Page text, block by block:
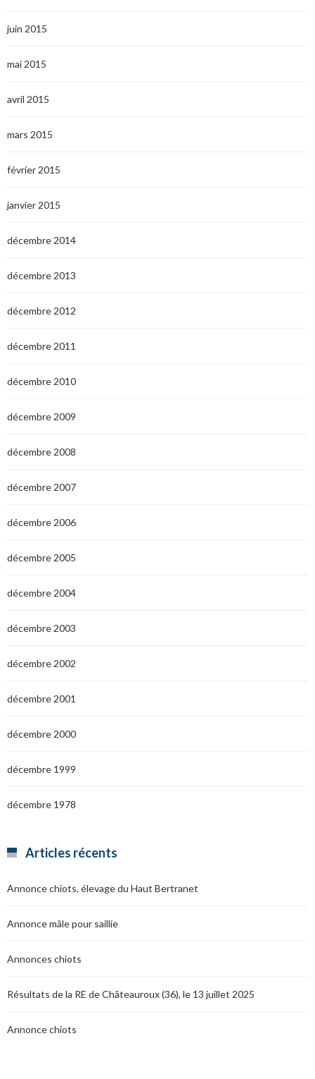
juin 2015
mai 2015
avril 2015
mars 2015
février 2015
janvier 2015
décembre 2014
décembre 2013
décembre 2012
décembre 2011
décembre 2010
décembre 2009
décembre 2008
décembre 2007
décembre 2006
décembre 2005
décembre 2004
décembre 2003
décembre 2002
décembre 2001
décembre 2000
décembre 1999
décembre 1978
Articles récents
Annonce chiots, élevage du Haut Bertranet
Annonce mâle pour saillie
Annonces chiots
Résultats de la RE de Châteauroux (36), le 13 juillet 2025
Annonce chiots